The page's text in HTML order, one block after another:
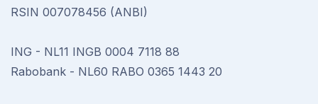
RSIN 007078456 (ANBI)
ING - NL11 INGB 0004 7118 88
Rabobank - NL60 RABO 0365 1443 20